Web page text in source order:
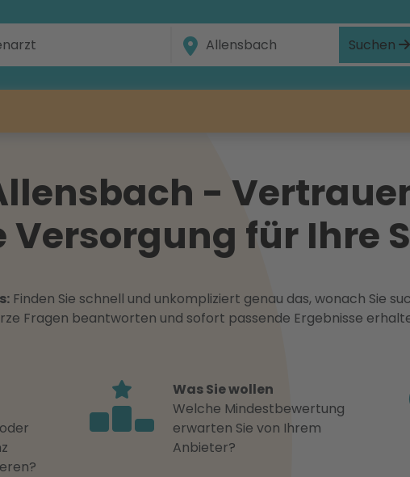
Suchen
-
für Ihre
Finden Sie schnell und unkompliziert genau das, wonach Sie
Fragen beantworten und sofort passende Ergebnisse
Was Sie wollen
Welche Mindestbewertung
erwarten Sie von Ihrem
Anbieter?